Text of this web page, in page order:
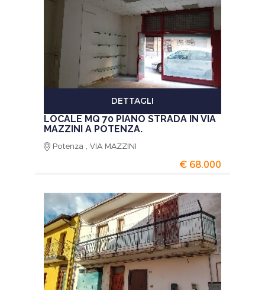
DETTAGLI
LOCALE MQ 70 PIANO STRADA IN VIA
MAZZINI A POTENZA.
Potenza , VIA MAZZINI
€ 68.000